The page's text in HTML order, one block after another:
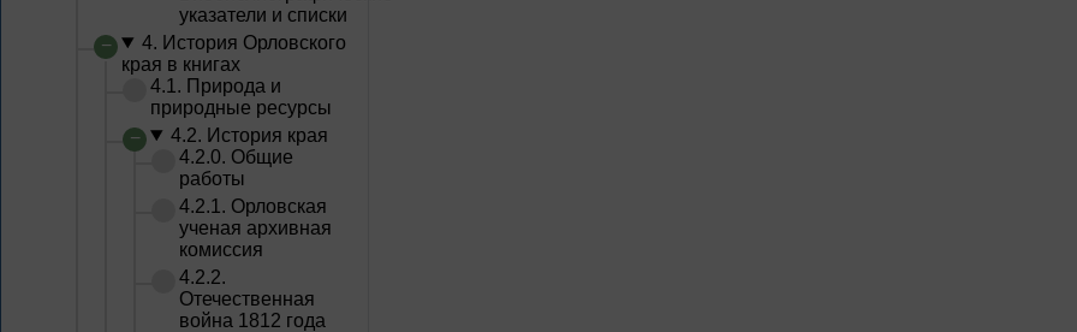
указатели и списки
4. История Орловского
края в книгах
4.1. Природа и
природные ресурсы
4.2. История края
4.2.0. Общие
работы
4.2.1. Орловская
ученая архивная
комиссия
4.2.2.
Отечественная
война 1812 года